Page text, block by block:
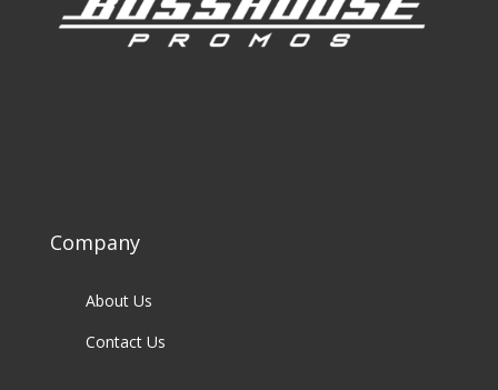
Company
About Us
Contact Us